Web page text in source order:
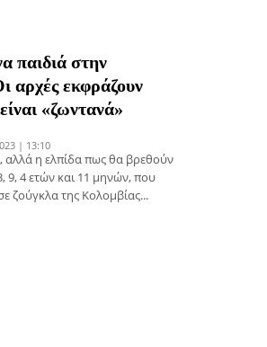
παιδιά στην
αρχές εκφράζουν
«ζωντανά»
| 13:10
αλλά η ελπίδα πως θα βρεθούν
9, 4 ετών και 11 μηνών, που
ζούγκλα της Κολομβίας...